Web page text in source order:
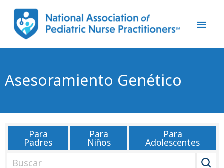
Asesoramiento Genético
Para
Padres
Para
Niños
Para
Adolescentes